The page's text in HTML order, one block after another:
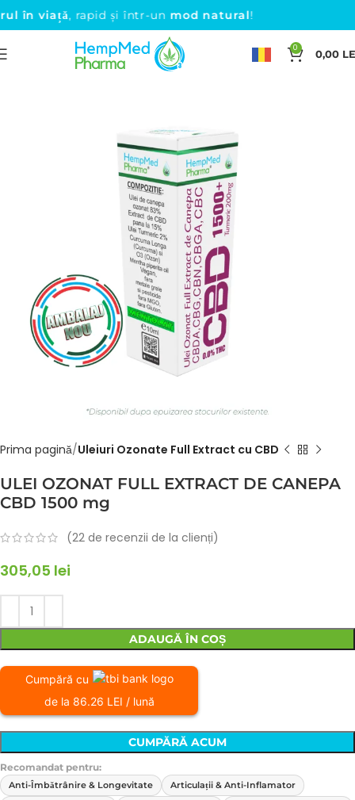
viață, rapid și într-unmod natural!
0 0,00
Prima pagină Uleiuri Ozonate Full Extract cu CBD
ULEI OZONAT FULL EXTRACT DE CANEPA
CBD 1500 mg
(22 de recenzii de la clienți)
305,05 lei
ADAUGĂ ÎN COȘ
Cumpără cu
de la 86.26 LEI / lună
CUMPĂRĂ ACUM
Recomandat pentru:
Anti-Îmbătrânire & Longevitate
Articulații & Anti-Inflamator